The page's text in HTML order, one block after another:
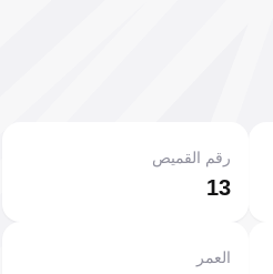
13
رقم القميص
العمر